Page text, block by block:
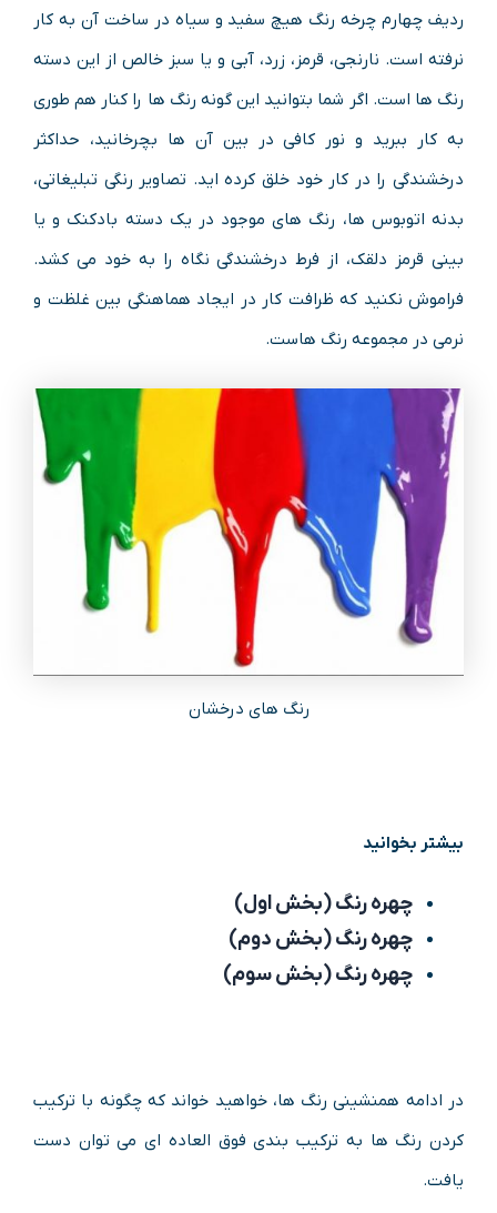
ردیف چهارم چرخه رنگ هیچ سفید و سیاه در ساخت آن به کار
نرفته است. نارنجی، قرمز، زرد، آبی و یا سبز خالص از این دسته
رنگ ها است. اگر شما بتوانید این گونه رنگ ها را کنار هم طوری
به کار ببرید و نور کافی در بین آن ها بچرخانید، حداکثر
درخشندگی را در کار خود خلق کرده اید. تصاویر رنگی تبلیغاتی،
بدنه اتوبوس ها، رنگ های موجود در یک دسته بادکنک و یا
بینی قرمز دلقک، از فرط درخشندگی نگاه را به خود می کشد.
فراموش نکنید که ظرافت کار در ایجاد هماهنگی بین غلظت و
نرمی در مجموعه رنگ هاست.
رنگ های درخشان
بیشتر بخوانید
چهره رنگ (بخش اول)
چهره رنگ (بخش دوم)
چهره رنگ (بخش سوم)
در ادامه همنشینی رنگ ها، خواهید خواند که چگونه با ترکیب
کردن رنگ ها به ترکیب بندی فوق العاده ای می توان دست
یافت.